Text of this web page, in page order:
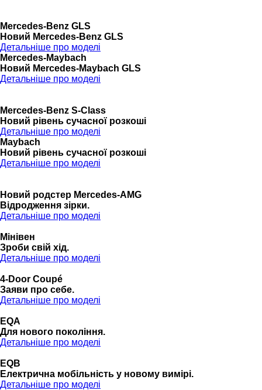
Mercedes-Benz GLS
Новий Mercedes-Benz GLS
Детальніше про моделі
Mercedes-Maybach
Новий Mercedes-Maybach GLS
Детальніше про моделі
Mercedes-Benz S-Class
Новий рівень сучасної розкоші
Детальніше про моделі
Maybach
Новий рівень сучасної розкоші
Детальніше про моделі
Новий родстер Mercedes-AMG
Відродження зірки.
Детальніше про моделі
Мінівен
Зроби свій хід.
Детальніше про моделі
4-Door Coupé
Заяви про себе.
Детальніше про моделі
EQA
Для нового покоління.
Детальніше про моделі
EQB
Електрична мобільність у новому вимірі.
Детальніше про моделі